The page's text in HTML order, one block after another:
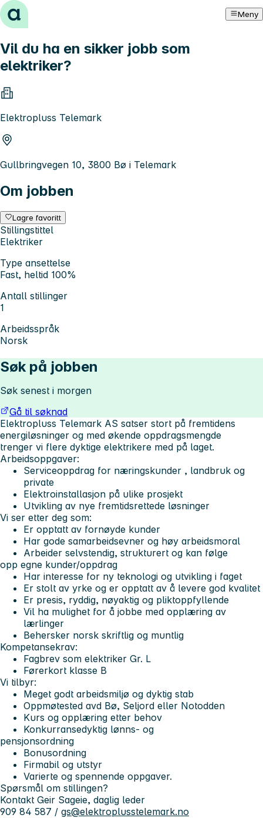
Hopp til innhold Meny
Vil du ha en sikker jobb som
elektriker?
Elektropluss Telemark
Gullbringvegen 10, 3800 Bø i Telemark
Om jobben
Lagre favoritt
Stillingstittel
Elektriker
Type ansettelse
Fast, heltid 100%
Antall stillinger
1
Arbeidsspråk
Norsk
Søk på jobben
Søk senest i morgen
Gå til søknad
Elektropluss Telemark AS satser stort på fremtidens
energiløsninger og med økende oppdragsmengde
trenger vi flere dyktige elektrikere med på laget.
Arbeidsoppgaver:
Serviceoppdrag for næringskunder , landbruk og
private
Elektroinstallasjon på ulike prosjekt
Utvikling av nye fremtidsrettede løsninger
Vi ser etter deg som:
Er opptatt av fornøyde kunder
Har gode samarbeidsevner og høy arbeidsmoral
Arbeider selvstendig, strukturert og kan følge
opp egne kunder/oppdrag
Har interesse for ny teknologi og utvikling i faget
Er stolt av yrke og er opptatt av å levere god kvalitet
Er presis, ryddig, nøyaktig og pliktoppfyllende
Vil ha mulighet for å jobbe med opplæring av
lærlinger
Behersker norsk skriftlig og muntlig
Kompetansekrav:
Fagbrev som elektriker Gr. L
Førerkort klasse B
Vi tilbyr:
Meget godt arbeidsmiljø og dyktig stab
Oppmøtested avd Bø, Seljord eller Notodden
Kurs og opplæring etter behov
Konkurransedyktig lønns- og
pensjonsordning
Bonusordning
Firmabil og utstyr
Varierte og spennende oppgaver.
Spørsmål om stillingen?
Kontakt Geir Sageie, daglig leder
909 84 587 / gs@elektroplusstelemark.no